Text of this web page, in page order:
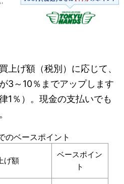
げ額（税別）に応じて、
3～10％までアップします
1％）。現金の支払いでも
のベースポイント
げ額
ベースポイン
ト